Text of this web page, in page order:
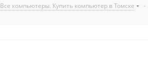
Все компьютеры. Купить компьютер в Томске -